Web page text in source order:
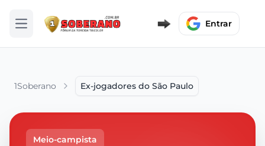
Abrir menu Entrar
1Soberano Ex-jogadores do São Paulo
Meio-campista